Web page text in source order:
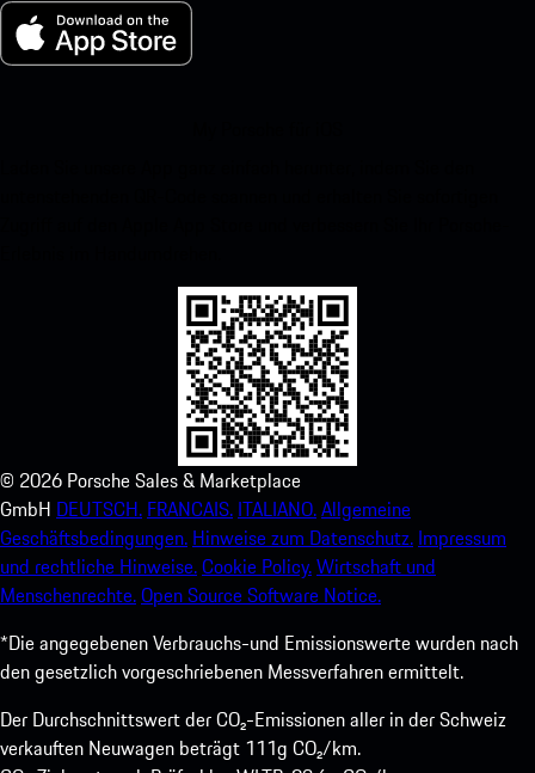
© 2026 Porsche Sales & Marketplace
GmbH DEUTSCH. FRANCAIS. ITALIANO.Allgemeine
Geschäftsbedingungen. Hinweise zum Datenschutz. Impressum
und rechtliche Hinweise.Cookie Policy.Wirtschaft und
Menschenrechte.Open Source Software Notice.
*Die angegebenen Verbrauchs-und Emissionswerte wurden nach
den gesetzlich vorgeschriebenen Messverfahren ermittelt.
Der Durchschnittswert der CO₂-Emissionen aller in der Schweiz
verkauften Neuwagen beträgt 111g CO₂/km.